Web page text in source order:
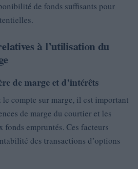
de fonds suffisants pour
à l’utilisation du
de marge et d’intérêts
compte sur marge, il est important
de marge du courtier et les
fonds empruntés. Ces facteurs
des transactions d’options